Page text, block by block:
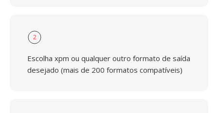
2
Escolha xpm ou qualquer outro formato de saída
desejado (mais de 200 formatos compatíveis)